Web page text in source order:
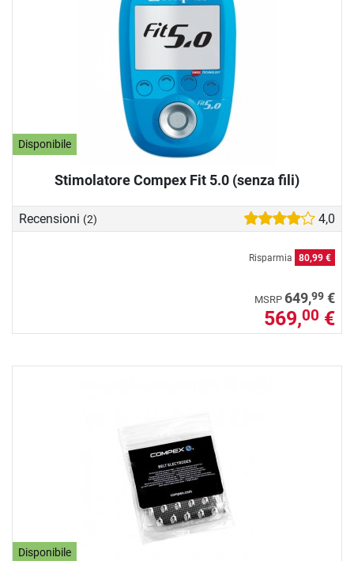
Disponibile
Stimolatore Compex Fit 5.0 (senza fili)
Recensioni (2) 4,0
Risparmia 80,99 €
MSRP 649,99 €
569,00 €
Disponibile